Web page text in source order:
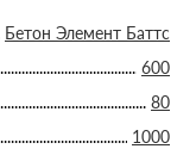
Бетон Элемент Баттс
600
80
1000